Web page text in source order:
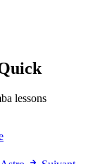
lessons